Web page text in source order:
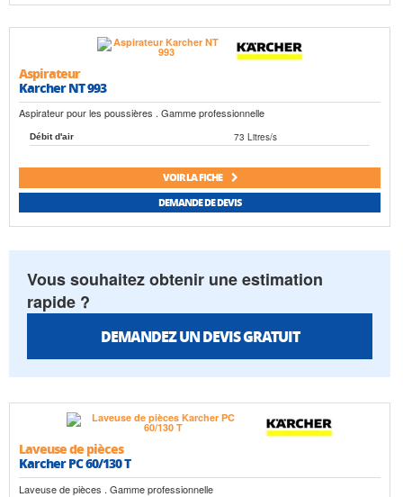
Aspirateur
Karcher NT 993
Aspirateur pour les poussières . Gamme professionnelle
Débit d'air 73 Litres/s
VOIR LA FICHE
DEMANDE DE DEVIS
Vous souhaitez obtenir une estimation
rapide ?
DEMANDEZ UN DEVIS GRATUIT
Laveuse de pièces
Karcher PC 60/130 T
Laveuse de pièces . Gamme professionnelle